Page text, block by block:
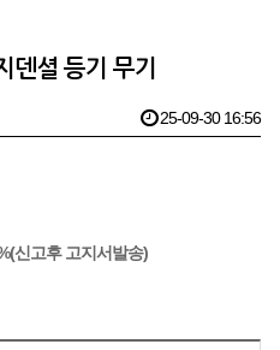
덴셜 등기 무기
신고후 고지서발송)
25-09-30 16:56